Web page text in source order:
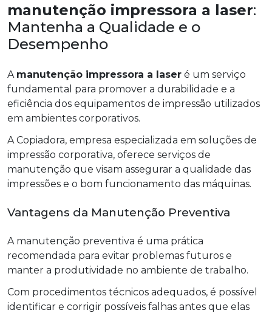
manutenção impressora a laser:
Mantenha a Qualidade e o
Desempenho
A manutenção impressora a laser é um serviço
fundamental para promover a durabilidade e a
eficiência dos equipamentos de impressão utilizados
em ambientes corporativos.
A Copiadora, empresa especializada em soluções de
impressão corporativa, oferece serviços de
manutenção que visam assegurar a qualidade das
impressões e o bom funcionamento das máquinas.
Vantagens da Manutenção Preventiva
A manutenção preventiva é uma prática
recomendada para evitar problemas futuros e
manter a produtividade no ambiente de trabalho.
Com procedimentos técnicos adequados, é possível
identificar e corrigir possíveis falhas antes que elas